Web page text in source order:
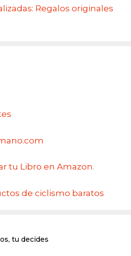
Regalos originales
tu Libro en Amazon.
de ciclismo baratos
tu decides